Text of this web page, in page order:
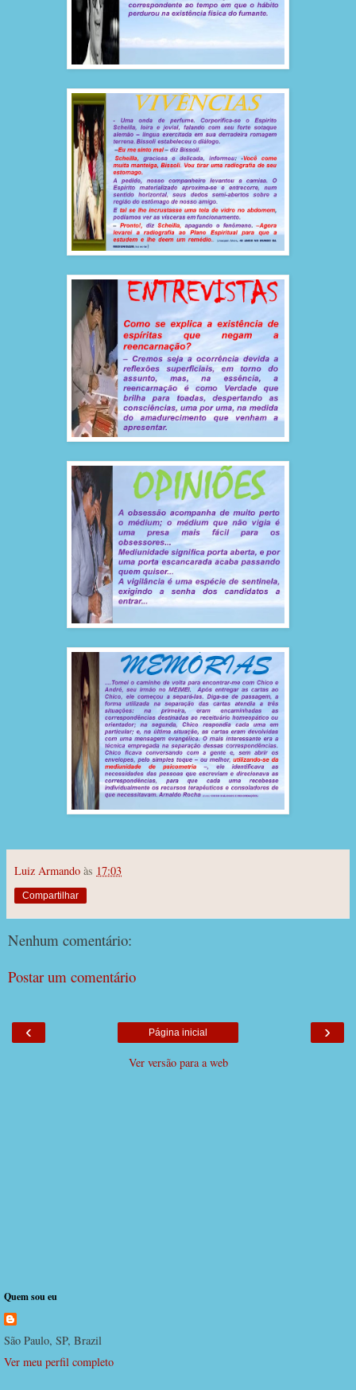
Luiz Armando às 17:03
Compartilhar
Nenhum comentário:
Postar um comentário
‹ ›
Página inicial
Ver versão para a web
Quem sou eu
São Paulo, SP, Brazil
Ver meu perfil completo